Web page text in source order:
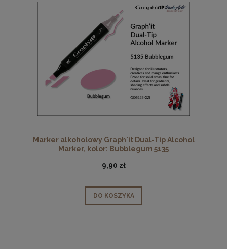
Marker alkoholowy Graph'it Dual-Tip Alcohol
Marker, kolor: Bubblegum 5135
9,90 zł
DO KOSZYKA